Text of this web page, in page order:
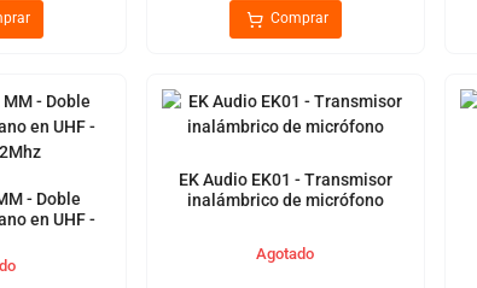
Comprar
- Doble
en UHF -
EK Audio EK01 - Transmisor
inalámbrico de micrófono
Agotado